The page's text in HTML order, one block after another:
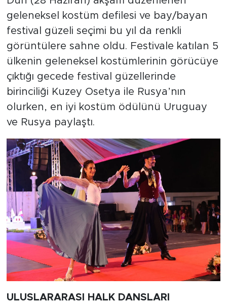
geleneksel kostüm defilesi ve bay/bayan
festival güzeli seçimi bu yıl da renkli
görüntülere sahne oldu. Festivale katılan 5
ülkenin geleneksel kostümlerinin görücüye
çıktığı gecede festival güzellerinde
birinciliği Kuzey Osetya ile Rusya’nın
olurken, en iyi kostüm ödülünü Uruguay
ve Rusya paylaştı.
ULUSLARARASI HALK DANSLARI